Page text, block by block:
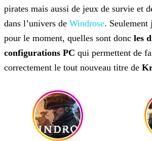
pirates mais aussi de jeux de survie et
dans l’univers de Windrose. Seulement
pour le moment, quelles sont donc les
configurations PC qui permettent de
correctement le tout nouveau titre de